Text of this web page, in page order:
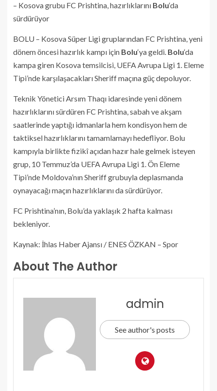
– Kosova grubu FC Prishtina, hazırlıklarını Bolu‘da
sürdürüyor
BOLU – Kosova Süper Ligi gruplarından FC Prishtina, yeni
dönem öncesi hazırlık kampı için Bolu‘ya geldi. Bolu‘da
kampa giren Kosova temsilcisi, UEFA Avrupa Ligi 1. Eleme
Tipi’nde karşılaşacakları Sheriff maçına güç depoluyor.
Teknik Yönetici Arsım Thaqı idaresinde yeni dönem
hazırlıklarını sürdüren FC Prishtina, sabah ve akşam
saatlerinde yaptığı idmanlarla hem kondisyon hem de
taktiksel hazırlıklarını tamamlamayı hedefliyor. Bolu
kampıyla birlikte fizikî açıdan hazır hale gelmek isteyen
grup, 10 Temmuz’da UEFA Avrupa Ligi 1. Ön Eleme
Tipi’nde Moldova’nın Sheriff grubuyla deplasmanda
oynayacağı maçın hazırlıklarını da sürdürüyor.
FC Prishtina’nın, Bolu’da yaklaşık 2 hafta kalması
bekleniyor.
Kaynak: İhlas Haber Ajansı / ENES ÖZKAN – Spor
About The Author
admin
See author's posts